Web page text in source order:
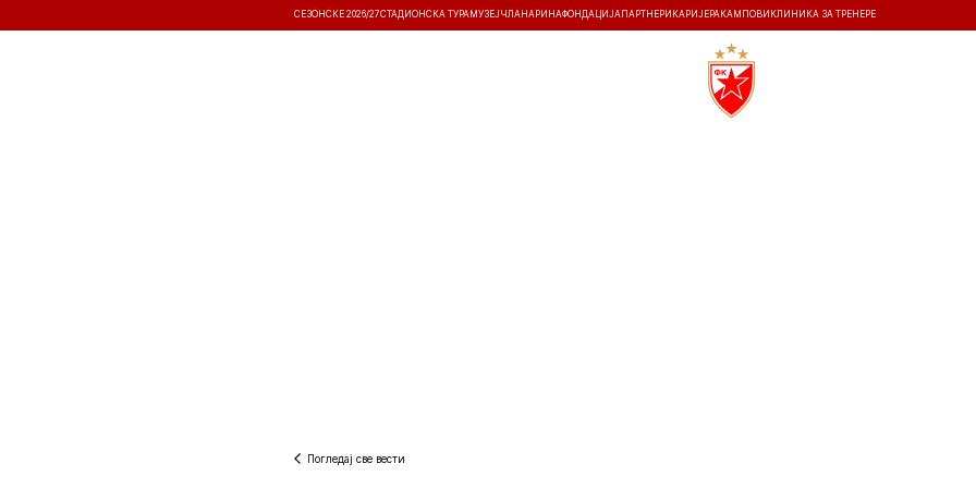
СЕЗОНСКЕ 2026/27СТАДИОНСКА ТУРА МУЗЕЈ ЧЛАНАРИНАФОНДАЦИЈА ПАРТНЕРИ КАРИЈЕРА КАМПОВИ КЛИНИКА ЗА ТРЕНЕРЕ
Погледај све вести